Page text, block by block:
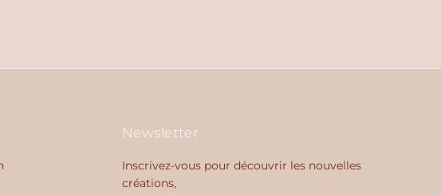
Newsletter
Inscrivez-vous pour découvrir les nouvelles
créations,